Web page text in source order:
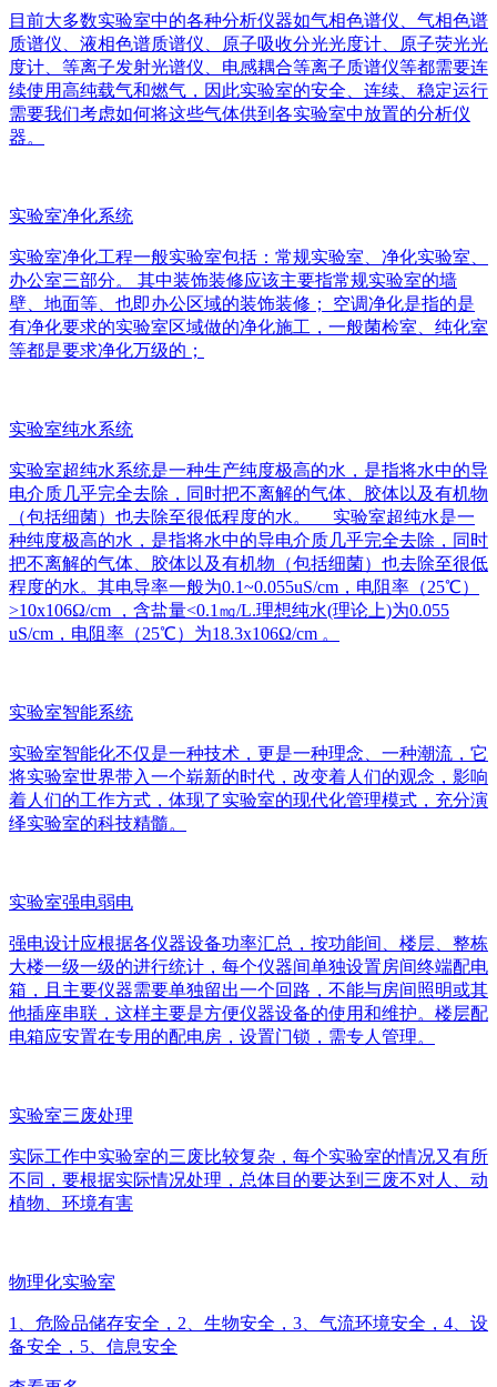
目前大多数实验室中的各种分析仪器如气相色谱仪、气相色谱
质谱仪、液相色谱质谱仪、原子吸收分光光度计、原子荧光光
度计、等离子发射光谱仪、电感耦合等离子质谱仪等都需要连
续使用高纯载气和燃气，因此实验室的安全、连续、稳定运行
需要我们考虑如何将这些气体供到各实验室中放置的分析仪
器。
实验室净化系统
实验室净化工程一般实验室包括：常规实验室、净化实验室、
办公室三部分。 其中装饰装修应该主要指常规实验室的墙
壁、地面等、也即办公区域的装饰装修； 空调净化是指的是
有净化要求的实验室区域做的净化施工，一般菌检室、纯化室
等都是要求净化万级的；
实验室纯水系统
实验室超纯水系统是一种生产纯度极高的水，是指将水中的导
电介质几乎完全去除，同时把不离解的气体、胶体以及有机物
（包括细菌）也去除至很低程度的水。 实验室超纯水是一
种纯度极高的水，是指将水中的导电介质几乎完全去除，同时
把不离解的气体、胶体以及有机物（包括细菌）也去除至很低
程度的水。其电导率一般为0.1~0.055uS/cm，电阻率（25℃）
>10x106Ω/cm ，含盐量<0.1㎎/L.理想纯水(理论上)为0.055
uS/cm，电阻率（25℃）为18.3x106Ω/cm 。
实验室智能系统
实验室智能化不仅是一种技术，更是一种理念、一种潮流，它
将实验室世界带入一个崭新的时代，改变着人们的观念，影响
着人们的工作方式，体现了实验室的现代化管理模式，充分演
绎实验室的科技精髓。
实验室强电弱电
强电设计应根据各仪器设备功率汇总，按功能间、楼层、整栋
大楼一级一级的进行统计，每个仪器间单独设置房间终端配电
箱，且主要仪器需要单独留出一个回路，不能与房间照明或其
他插座串联，这样主要是方便仪器设备的使用和维护。楼层配
电箱应安置在专用的配电房，设置门锁，需专人管理。
实验室三废处理
实际工作中实验室的三废比较复杂，每个实验室的情况又有所
不同，要根据实际情况处理，总体目的要达到三废不对人、动
植物、环境有害
物理化实验室
1、危险品储存安全，2、生物安全，3、气流环境安全，4、设
备安全，5、信息安全